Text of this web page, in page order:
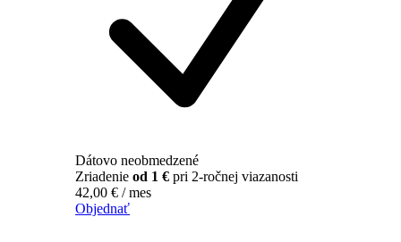
Dátovo neobmedzené
Zriadenie od 1 € pri 2-ročnej viazanosti
42,00 € / mes
Objednať